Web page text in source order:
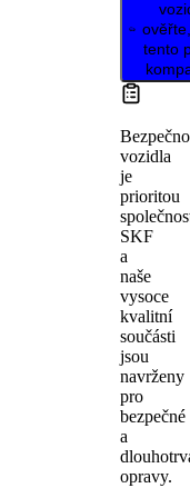
tento
vozidla
je
prioritou
SKF
a
naše
vysoce
kvalitní
součásti
jsou
navrženy
pro
bezpečné
a
opravy.